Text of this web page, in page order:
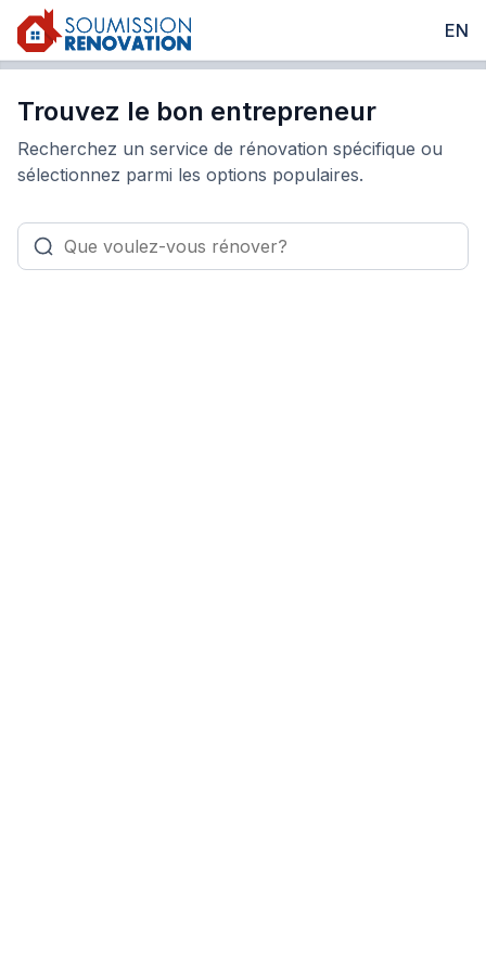
EN
Trouvez le bon entrepreneur
Recherchez un service de rénovation spécifique ou
sélectionnez parmi les options populaires.